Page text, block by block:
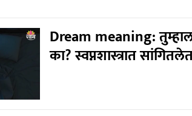
Dream meaning:
का? स्वप्नशास्त्रात